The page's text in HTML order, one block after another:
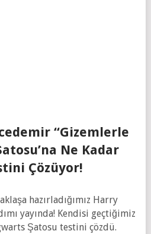
“Gizemlerle
Ne Kadar
Çözüyor!
hazırladığımız Harry
yayında! Kendisi geçtiğimiz
Şatosu testini çözdü.